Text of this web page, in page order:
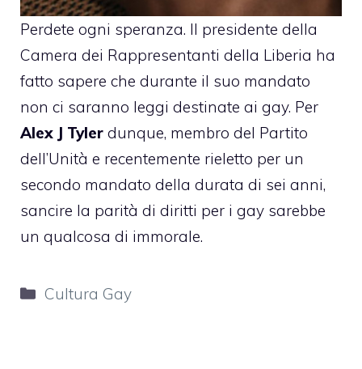
Perdete ogni speranza. Il presidente della
Camera dei Rappresentanti della Liberia ha
fatto sapere che durante il suo mandato
non ci saranno leggi destinate ai gay. Per
Alex J Tyler dunque, membro del Partito
dell’Unità e recentemente rieletto per un
secondo mandato della durata di sei anni,
sancire la parità di diritti per i gay sarebbe
un qualcosa di immorale.
Categorie
Cultura Gay